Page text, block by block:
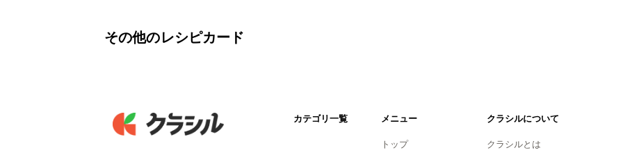
その他のレシピカード
カテゴリ一覧 メニュー
トップ
クラシルについて
クラシルとは